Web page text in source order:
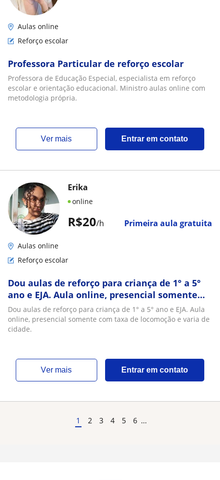
Aulas online
Reforço escolar
Professora Particular de reforço escolar
Professora de Educação Especial, especialista em reforço
escolar e orientação educacional. Ministro aulas online com
metodologia própria.
ver mais Entrar em contato
R$20/h Primeira aula gratuita
Erika
online
Aulas online
Reforço escolar
Dou aulas de reforço para criança de 1° a 5°
ano e EJA. Aula online, presencial somente
com taxa de locomoção e varia de cidade
Dou aulas de reforço para criança de 1° a 5° ano e EJA. Aula
online, presencial somente com taxa de locomoção e varia de
cidade.
ver mais Entrar em contato
1 2 3 4 5 6 ...